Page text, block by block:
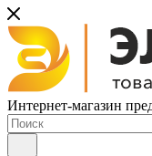
Интернет-магазин